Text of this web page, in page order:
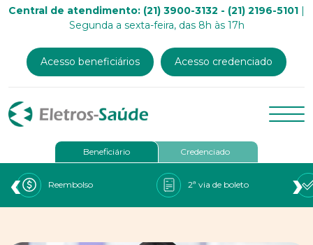
Central de atendimento: (21) 3900-3132 - (21) 2196-5101 |
Segunda a sexta-feira, das 8h às 17h
Acesso beneficiários Acesso credenciado
Beneficiário Credenciado
Reembolso 2ª via de boleto
‹ ›